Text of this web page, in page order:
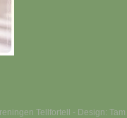
Tellfortell - Design: